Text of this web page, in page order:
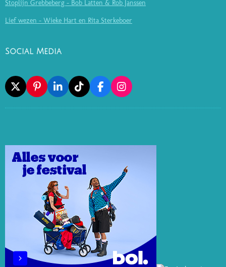
Stoplijn Grebbeberg - Bob Latten & Rob Janssen
Lief wezen - Wieke Hart en Rita Sterkeboer
Social Media
X
P
I
N
E
S
T
L
I
N
I
N
T
I
K
F
A
C
O
I
N
S
R
M